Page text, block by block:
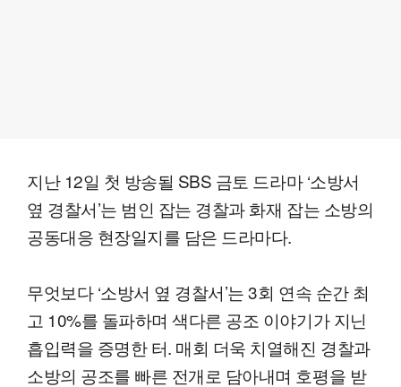
지난 12일 첫 방송될 SBS 금토 드라마 ‘소방서
옆 경찰서’는 범인 잡는 경찰과 화재 잡는 소방의
공동대응 현장일지를 담은 드라마다.
무엇보다 ‘소방서 옆 경찰서’는 3회 연속 순간 최
고 10%를 돌파하며 색다른 공조 이야기가 지닌
흡입력을 증명한 터. 매회 더욱 치열해진 경찰과
소방의 공조를 빠른 전개로 담아내며 호평을 받